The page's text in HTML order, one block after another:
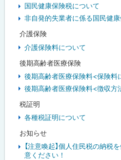
国民健康保険税について
非自発的失業者に係る国民健
介護保険
介護保険料について
後期高齢者医療保険
後期高齢者医療保険料<保険料
後期高齢者医療保険料<徴収方
税証明
各種税証明について
お知らせ
【注意喚起】個人住民税の納税
意ください！